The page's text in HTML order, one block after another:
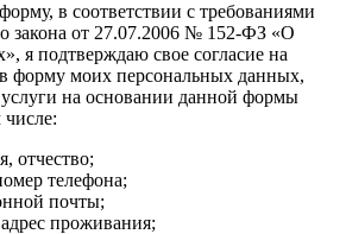
в соответствии с требованиями
закона от 27.07.2006 № 152-ФЗ «О
я подтверждаю свое согласие на
форму моих персональных данных,
на основании данной формы
отчество;
телефона;
почты;
проживания;